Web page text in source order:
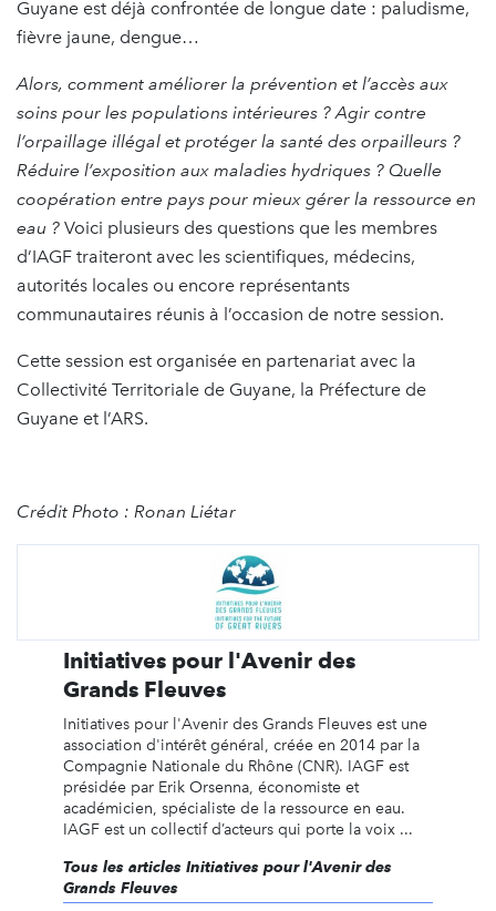
Guyane est déjà confrontée de longue date : paludisme,
fièvre jaune, dengue…
Alors, comment améliorer la prévention et l’accès aux
soins pour les populations intérieures ? Agir contre
l’orpaillage illégal et protéger la santé des orpailleurs ?
Réduire l’exposition aux maladies hydriques ? Quelle
coopération entre pays pour mieux gérer la ressource en
eau ? Voici plusieurs des questions que les membres
d’IAGF traiteront avec les scientifiques, médecins,
autorités locales ou encore représentants
communautaires réunis à l’occasion de notre session.
Cette session est organisée en partenariat avec la
Collectivité Territoriale de Guyane, la Préfecture de
Guyane et l’ARS.
Crédit Photo : Ronan Liétar
Initiatives pour l'Avenir des
Grands Fleuves
Initiatives pour l'Avenir des Grands Fleuves est une
association d'intérêt général, créée en 2014 par la
Compagnie Nationale du Rhône (CNR). IAGF est
présidée par Erik Orsenna, économiste et
académicien, spécialiste de la ressource en eau.
IAGF est un collectif d’acteurs qui porte la voix ...
Tous les articles Initiatives pour l'Avenir des
Grands Fleuves